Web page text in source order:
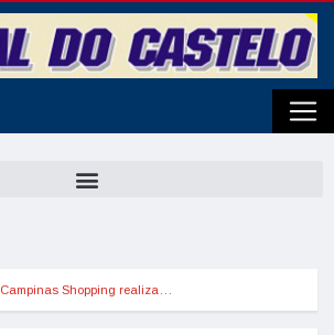
Campinas Shopping realiza…